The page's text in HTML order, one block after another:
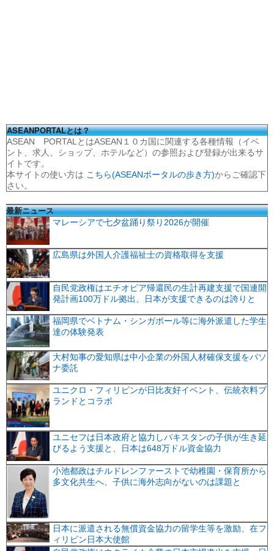
ASEANPORTALとは？
ASEAN PORTALとはASEAN１０カ国に関連する各種情報（イベ
ント、求人、ショップ、ホテルなど）の参照および登録が出来るサ
イトです。
本サイトの使い方は こちら(ASEANポータルの歩き方)からご確認下
さい。
最新ニュース
マレーシアで七夕盆踊り祭り2026が開催
広島県は外国人介護福祉士の資格取得を支援
自民党政権はエチオピア帰還民の生計再建支援で国連開
発計画100万ドル拠出、日本が支援できるのは誇りと
福岡県でベトナム・シンガポール等に海外派遣した学生
達の体験発表
大村知事の愛知県は中小企業の外国人材確保支援をパソ
ナ委託
ユニクロ・フィリピンが日比友好イベント、伝統衣料ブ
ランドとコラボ
ユニセフは日本政府と協力しパキスタンの子供が生き延
びるよう支援と、日本は648万ドル資金協力
小池都政はチルドレンファーストで幼稚園・保育所から
多文化共生へ、子供に海外志向がないのは課題と
日本に派遣される無償資金協力の留学生等を激励、在フ
ィリピン日本大使館